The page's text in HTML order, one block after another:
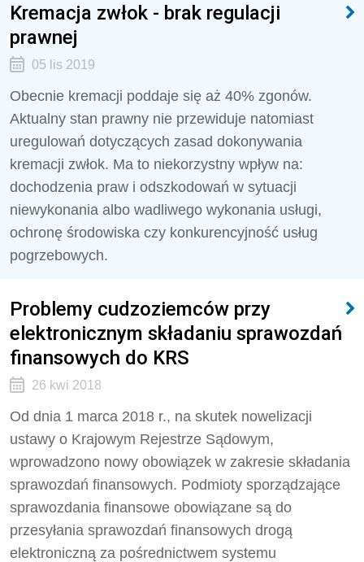
Kremacja zwłok - brak regulacji
prawnej
05 lis 2019
Obecnie kremacji poddaje się aż 40% zgonów.
Aktualny stan prawny nie przewiduje natomiast
uregulowań dotyczących zasad dokonywania
kremacji zwłok. Ma to niekorzystny wpływ na:
dochodzenia praw i odszkodowań w sytuacji
niewykonania albo wadliwego wykonania usługi,
ochronę środowiska czy konkurencyjność usług
pogrzebowych.
Problemy cudzoziemców przy
elektronicznym składaniu sprawozdań
finansowych do KRS
26 kwi 2018
Od dnia 1 marca 2018 r., na skutek nowelizacji
ustawy o Krajowym Rejestrze Sądowym,
wprowadzono nowy obowiązek w zakresie składania
sprawozdań finansowych. Podmioty sporządzające
sprawozdania finansowe obowiązane są do
przesyłania sprawozdań finansowych drogą
elektroniczną za pośrednictwem systemu